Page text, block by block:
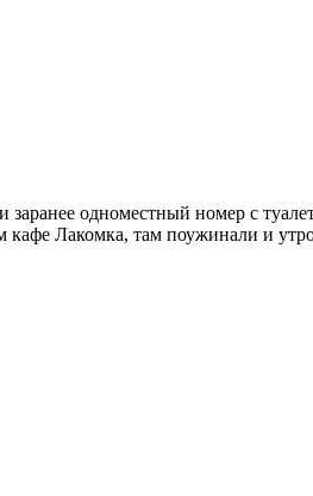
одноместный номер с
Лакомка, там поужинали и